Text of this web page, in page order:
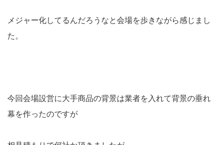
メジャー化してるんだろうなと会場を歩きながら感じまし
た。
今回会場設営に大手商品の背景は業者を入れて背景の垂れ
幕を作ったのですが